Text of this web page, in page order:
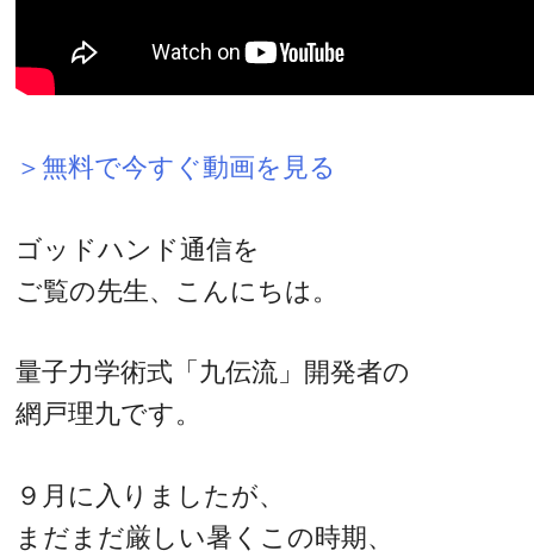
＞無料で今すぐ動画を見る
ゴッドハンド通信を
ご覧の先生、こんにちは。
量子力学術式「九伝流」開発者の
網戸理九です。
９月に入りましたが、
まだまだ厳しい暑くこの時期、